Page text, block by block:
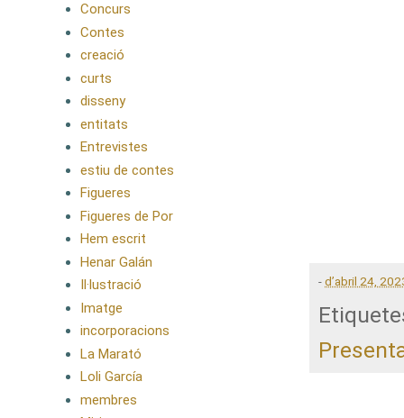
-d’abril 24,
Concurs
Contes
creació
curts
disseny
entitats
Entrevistes
estiu de contes
Figueres
Figueres de Por
Hem escrit
Henar Galán
Il·lustració
Imatge
incorporacions
La Marató
Loli García
membres